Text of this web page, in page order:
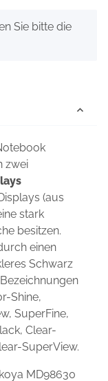
Sie bitte die
zwei
(aus
stark
besitzen.
einen
Schwarz
Shine,
SuperFine,
Clear-
SuperView.
MD98630